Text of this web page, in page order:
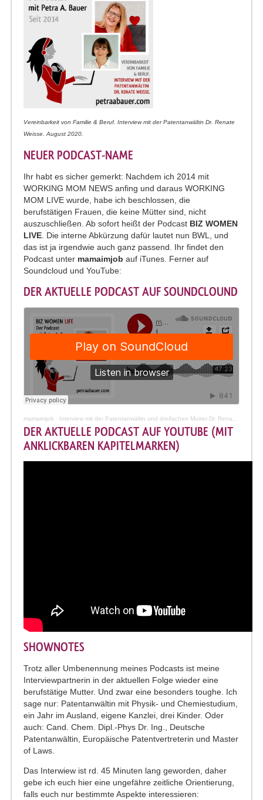
Vereinbarkeit von Familie & Beruf. Interview mit der Patentanwältin Dr. Renate
Weisse. August 2020.
NEUER PODCAST-NAME
Ihr habt es sicher gemerkt: Nachdem ich 2014 mit
WORKING MOM NEWS anfing und daraus WORKING
MOM LIVE wurde, habe ich beschlossen, die
berufstätigen Frauen, die keine Mütter sind, nicht
auszuschließen. Ab sofort heißt der Podcast BIZ WOMEN
LIVE . Die interne Abkürzung dafür lautet nun BWL, und
das ist ja irgendwie auch ganz passend. Ihr findet den
Podcast unter mamaimjob auf iTunes. Ferner auf
Soundcloud und YouTube:
DER AKTUELLE PODCAST AUF SOUNDCLOUND
mamaimjob · Interview mit der Patentanwältin und dreifachen Mutter Dr. Renate Weisse
DER AKTUELLE PODCAST AUF YOUTUBE (MIT
ANKLICKBAREN KAPITELMARKEN)
SHOWNOTES
Trotz aller Umbenennung meines Podcasts ist meine
Interviewpartnerin in der aktuellen Folge wieder eine
berufstätige Mutter. Und zwar eine besonders toughe. Ich
sage nur: Patentanwältin mit Physik- und Chemiestudium,
ein Jahr im Ausland, eigene Kanzlei, drei Kinder. Oder
auch: Cand. Chem. Dipl.-Phys Dr. Ing., Deutsche
Patentanwältin, Europäische Patentvertreterin und Master
of Laws.
Das Interwiew ist rd. 45 Minuten lang geworden, daher
gebe ich euch hier eine ungefähre zeitliche Orientierung,
falls euch nur bestimmte Aspekte interessieren: